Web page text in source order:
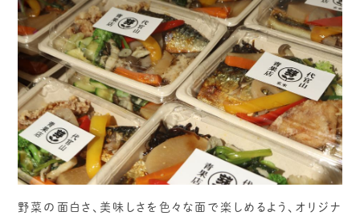
野菜の面白さ、美味しさを色々な面で楽しめるよう、オリジナ